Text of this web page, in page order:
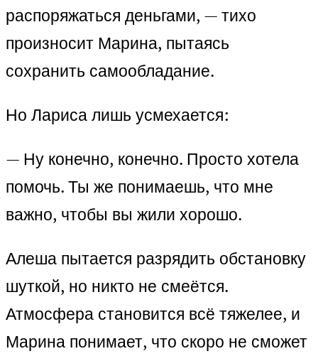
распоряжаться деньгами, — тихо
произносит Марина, пытаясь
сохранить самообладание.
Но Лариса лишь усмехается:
— Ну конечно, конечно. Просто хотела
помочь. Ты же понимаешь, что мне
важно, чтобы вы жили хорошо.
Алеша пытается разрядить обстановку
шуткой, но никто не смеётся.
Атмосфера становится всё тяжелее, и
Марина понимает, что скоро не сможет